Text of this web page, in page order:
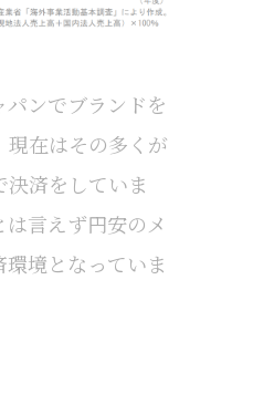
ンでブランドを
在はその多くが
済をしていま
言えず円安のメ
境となっていま